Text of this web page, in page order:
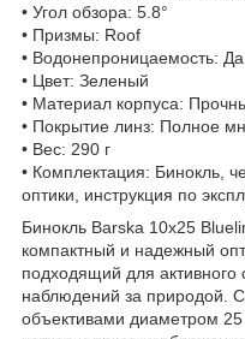
• Угол обзора: 5.8°
• Призмы: Roof
• Водонепроницаемость: Да
• Цвет: Зеленый
• Материал корпуса:
• Покрытие линз: Полное
• Вес: 290 г
• Комплектация: Бинокль,
оптики, инструкция по
Бинокль Barska 10x25
компактный и надежный
подходящий для активного
наблюдений за природой.
объективами диаметром